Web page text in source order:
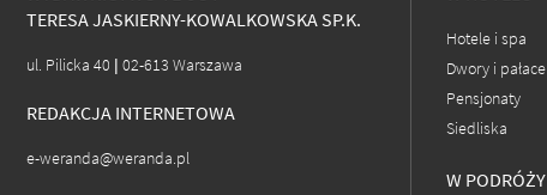
TERESA JASKIERNY-KOWALKOWSKA SP.K.
ul. Pilicka 40 | 02-613 Warszawa
REDAKCJA INTERNETOWA
e-weranda@weranda.pl
Hotele i spa
Dwory i pałace
Pensjonaty
Siedliska
W PODRÓŻY